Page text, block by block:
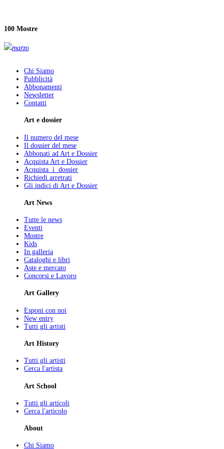
100 Mostre
marzo
Chi Siamo
Pubblicità
Abbonamenti
Newsletter
Contatti
Art e dossier
Il numero del mese
Il dossier del mese
Abbonati ad Art e Dossier
Acquista Art e Dossier
Acquista i dossier
Richiedi arretrati
Gli indici di Art e Dossier
Art News
Tutte le news
Eventi
Mostre
Kids
In galleria
Cataloghi e libri
Aste e mercato
Concorsi e Lavoro
Art Gallery
Esponi con noi
New entry
Tutti gli artisti
Art History
Tutti gli artisti
Cerca l'artista
Art School
Tutti gli articoli
Cerca l'articolo
About
Chi Siamo